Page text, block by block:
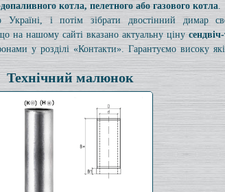
котла, пелетного або газового котла.
і потім зібрати двостінний димар
на нашому сайті вказано актуальну ціну
у розділі «Контакти». Гарантуємо високу
Технічний малюнок